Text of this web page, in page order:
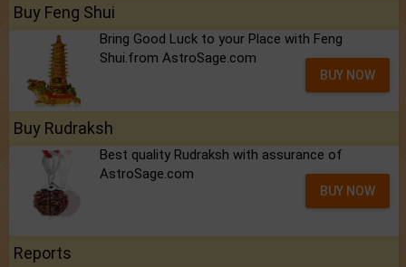
Buy Feng Shui
Bring Good Luck to your Place with Feng
Shui.from AstroSage.com
BUY NOW
Buy Rudraksh
Best quality Rudraksh with assurance of
AstroSage.com
BUY NOW
Reports